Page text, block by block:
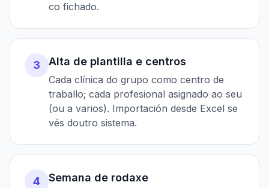
co fichado.
3 Alta de plantilla e centros
Cada clínica do grupo como centro de
traballo; cada profesional asignado ao seu
(ou a varios). Importación desde Excel se
vés doutro sistema.
4 Semana de rodaxe